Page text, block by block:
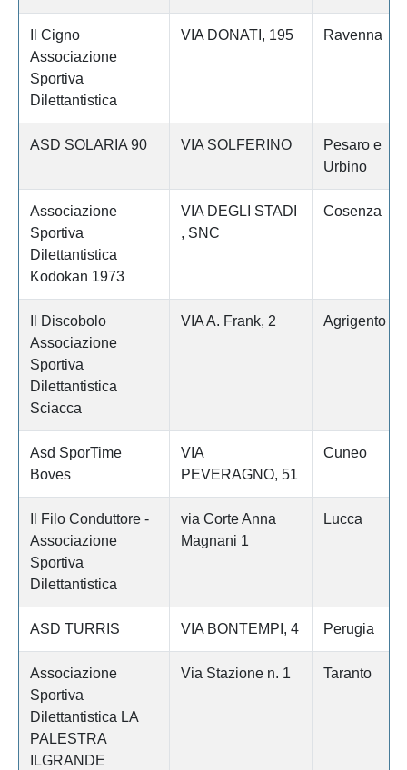
Il Cigno
Associazione
Sportiva
Dilettantistica
VIA DONATI, 195 Ravenna
ASD SOLARIA 90 VIA SOLFERINO
Pesaro e
Urbino
Associazione
Sportiva
Dilettantistica
Kodokan 1973
VIA DEGLI STADI
, SNC
Cosenza
Il Discobolo
Associazione
Sportiva
Dilettantistica
Sciacca
VIA A. Frank, 2 Agrigento
Asd SporTime
Boves
VIA
PEVERAGNO, 51
Cuneo
Il Filo Conduttore -
Associazione
Sportiva
Dilettantistica
via Corte Anna
Magnani 1
Lucca
ASD TURRIS VIA BONTEMPI, 4 Perugia
Associazione
Sportiva
Dilettantistica LA
PALESTRA
ILGRANDE
Via Stazione n. 1 Taranto